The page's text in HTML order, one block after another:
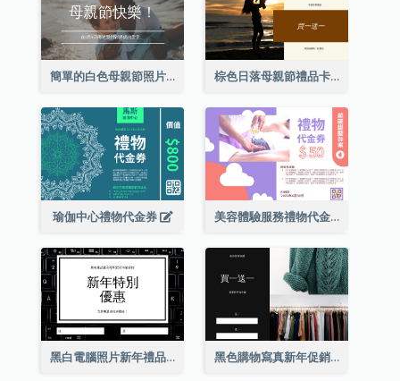
簡單的白色母親節照片禮品卡 棕色日落母親節禮品卡
瑜伽中心禮物代金券 美容體驗服務禮物代金券
黑白電腦照片新年禮品卡 黑色購物寫真新年促銷禮品卡